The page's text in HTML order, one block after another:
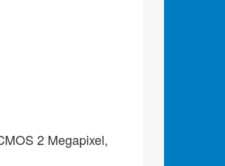
2 Megapixel,